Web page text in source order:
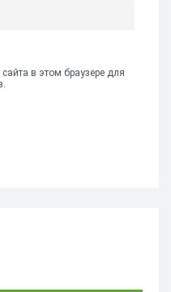
в этом браузере для